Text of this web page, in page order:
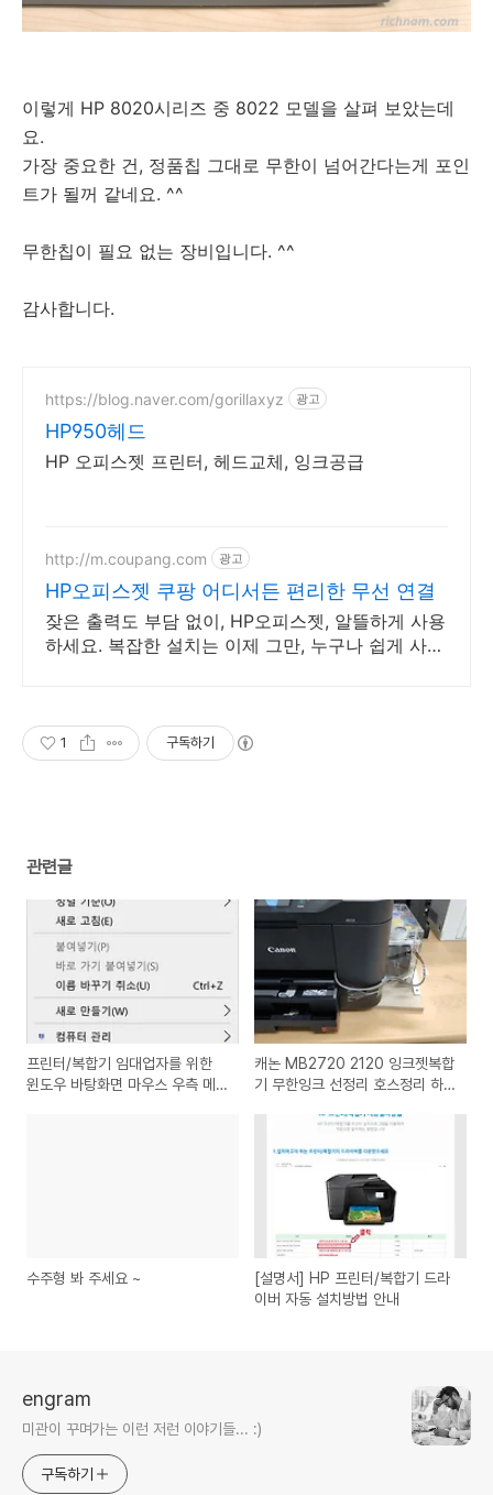
이렇게 HP 8020시리즈 중 8022 모델을 살펴 보았는데
요.
가장 중요한 건, 정품칩 그대로 무한이 넘어간다는게 포인
트가 될꺼 같네요. ^^
무한칩이 필요 없는 장비입니다. ^^
감사합니다.
https://blog.naver.com/gorillaxyz 광고
HP950헤드
HP 오피스젯 프린터, 헤드교체, 잉크공급
http://m.coupang.com 광고
HP오피스젯 쿠팡 어디서든 편리한 무선 연결
잦은 출력도 부담 없이, HP오피스젯, 알뜰하게 사용
하세요. 복잡한 설치는 이제 그만, 누구나 쉽게 사용
1 구독하기
관련글
프린터/복합기 임대업자를 위한
윈도우 바탕화면 마우스 우측 메
캐논 MB2720 2120 잉크젯복합
기 무한잉크 선정리 호스정리 하
수주형 봐 주세요 ~
[설명서] HP 프린터/복합기 드라
이버 자동 설치방법 안내
engram
미관이 꾸며가는 이런 저런 이야기들... :)
구독하기